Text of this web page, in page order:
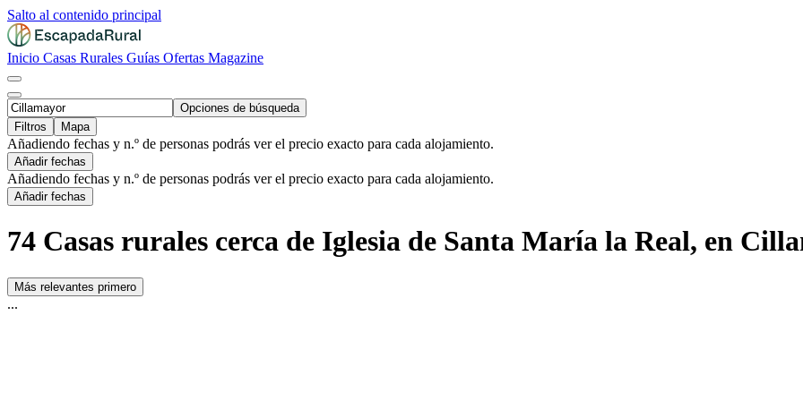
Salto al contenido principal
Inicio Casas Rurales Guías Ofertas Magazine
Opciones de búsqueda
Filtros
Mapa
Añadiendo fechas y n.º de personas podrás ver el precio exacto para cada alojamiento.
Añadir fechas
Añadiendo fechas y n.º de personas podrás ver el precio exacto para cada alojamiento.
Añadir fechas
74 Casas rurales cerca de Iglesia de Santa María la Real, en
Más relevantes primero
...